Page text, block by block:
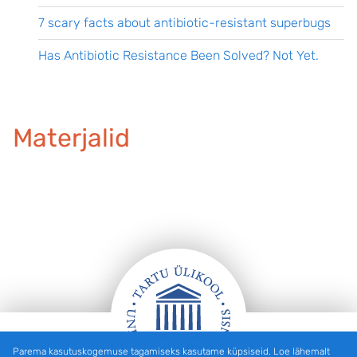
Materjalid
7 scary facts about antibiotic-resistant superbugs
Has Antibiotic Resistance Been Solved? Not Yet.
Parema kasutuskogemuse tagamiseks kasutame küpsiseid. Loe lähemalt